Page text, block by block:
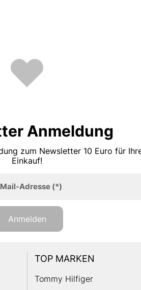
Anmeldung
zum Newsletter 10 Euro für
Einkauf!
Adresse(*)
Anmelden
TOP MARKEN
Tommy Hilfiger